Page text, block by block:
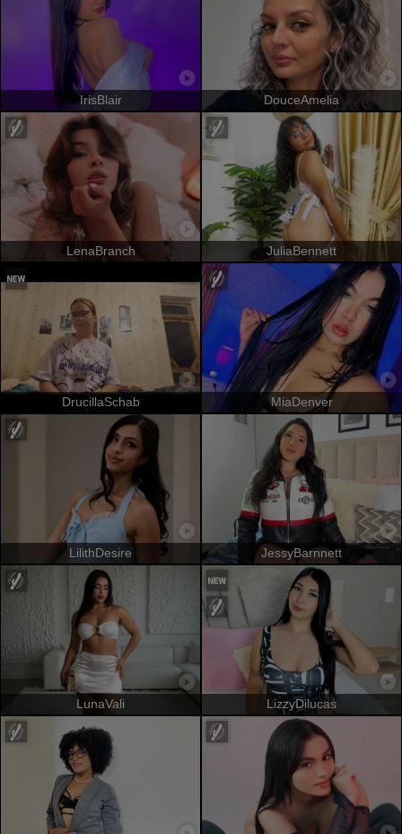
IrisBlair DouceAmelia
LenaBranch JuliaBennett
DrucillaSchab MiaDenver
LilithDesire JessyBarnnett
LunaVali LizzyDilucas